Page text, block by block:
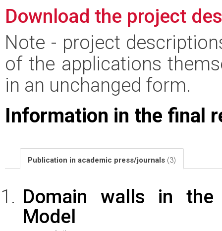
Download the project
Note - project
of the applications
in an unchanged form.
Information in the final
Publication in academic press/journals (3)
Domain walls in
Model